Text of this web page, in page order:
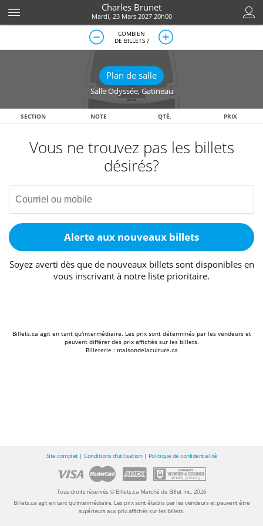
Charles Brunet
Mardi, 23 Mars 2027 20h00
COMBIEN
DE BILLETS ?
Plan de salle
Salle Odyssée,Gatineau
SECTION NOTE QTÉ. PRIX
Vous ne trouvez pas les billets
désirés?
Alerte aux nouveaux billets
Soyez averti dès que de nouveaux billets sont disponibles en
vous inscrivant à notre liste prioritaire.
Billets.ca agit en tant qu'intermédiaire. Les prix sont déterminés par les vendeurs et
peuvent différer des prix affichés sur les billets.
Billeterie : maisondelaculture.ca
Site complet| Conditions d'utilisation| Politique de confidentialité
Tous droits réservés © Billets.ca Marché de Billet Inc. 2026
Billets.ca agit en tant qu'intermédiaire. Les prix sont établis par les vendeurs et peuvent être
supérieurs aux prix affichés sur les billets.